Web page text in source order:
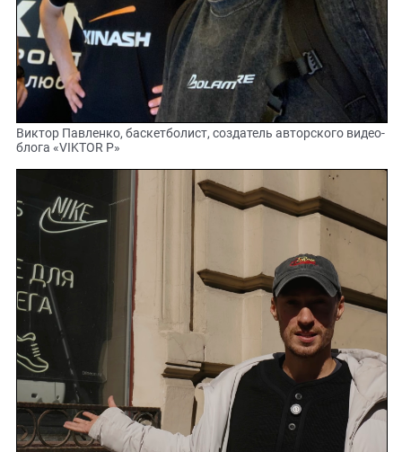
Виктор Павленко, баскетболист, создатель авторского видео-
блога «VIKTOR P»